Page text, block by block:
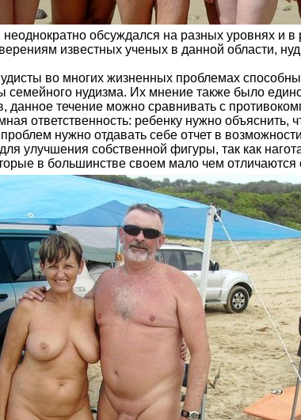
обсуждался на разных уровнях и
известных ученых в данной области,
во многих жизненных проблемах
семейного нудизма. Их мнение также было
данное течение можно сравнивать с
ответственность: ребенку нужно объяснить,
нужно отдавать себе отчет в
улучшения собственной фигуры, так как
в большинстве своем мало чем отличаются